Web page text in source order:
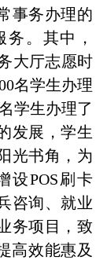
事务办理的
。其中，
大厅志愿时
名学生办理
学生办理了
发展，学生
光书角，为
设POS刷卡
咨询、就业
务项目，致
高效能惠及